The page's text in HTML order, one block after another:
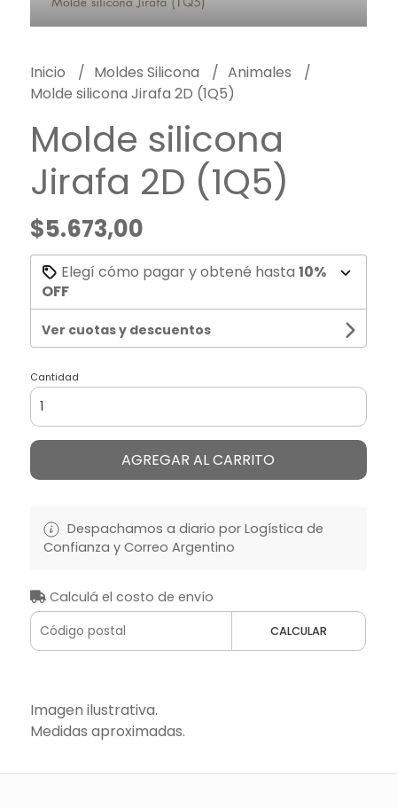
Inicio Moldes Silicona
Animales
Molde silicona Jirafa 2D (1Q5)
Molde silicona
Jirafa 2D (1Q5)
$5.673,00
Elegí cómo pagar y obtené hasta 10%
OFF
Ver cuotas y descuentos
Cantidad
AGREGAR AL CARRITO
Despachamos a diario por Logística de
Confianza y Correo Argentino
Calculá el costo de envío
CALCULAR
Imagen ilustrativa.
Medidas aproximadas.